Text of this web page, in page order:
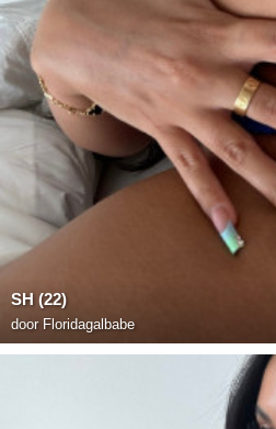
SH (22)
door Floridagalbabe